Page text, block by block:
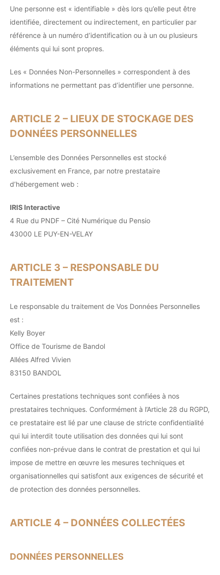
Une personne est « identifiable » dès lors qu’elle peut être
identifiée, directement ou indirectement, en particulier par
référence à un numéro d’identification ou à un ou plusieurs
éléments qui lui sont propres.
Les « Données Non-Personnelles » correspondent à des
informations ne permettant pas d’identifier une personne.
ARTICLE 2 – LIEUX DE STOCKAGE DES
DONNÉES PERSONNELLES
L’ensemble des Données Personnelles est stocké
exclusivement en France, par notre prestataire
d’hébergement web :
IRIS Interactive
4 Rue du PNDF – Cité Numérique du Pensio
43000 LE PUY-EN-VELAY
ARTICLE 3 – RESPONSABLE DU
TRAITEMENT
Le responsable du traitement de Vos Données Personnelles
est :
Kelly Boyer
Office de Tourisme de Bandol
Allées Alfred Vivien
83150 BANDOL
Certaines prestations techniques sont confiées à nos
prestataires techniques. Conformément à l’Article 28 du RGPD,
ce prestataire est lié par une clause de stricte confidentialité
qui lui interdit toute utilisation des données qui lui sont
confiées non-prévue dans le contrat de prestation et qui lui
impose de mettre en œuvre les mesures techniques et
organisationnelles qui satisfont aux exigences de sécurité et
de protection des données personnelles.
ARTICLE 4 – DONNÉES COLLECTÉES
DONNÉES PERSONNELLES